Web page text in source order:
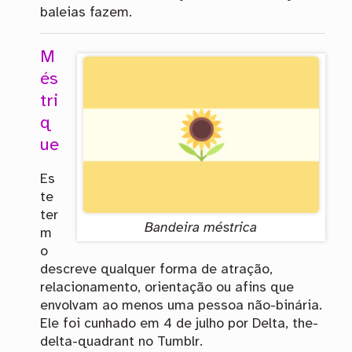
baleias fazem.
Bandeira méstrica
M
és
tri
q
ue
Es
te
ter
m
o
descreve qualquer forma de atração,
relacionamento, orientação ou afins que
envolvam ao menos uma pessoa não-binária.
Ele foi cunhado em 4 de julho por Delta, the-
delta-quadrant no Tumblr.